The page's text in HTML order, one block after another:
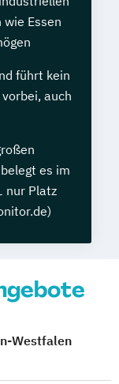
Essen
führt kein
auch
es im
nur Platz
Westfalen